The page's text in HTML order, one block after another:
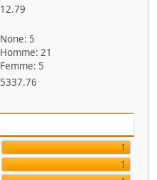
12.79
None: 5
Homme: 21
Femme: 5
5337.76
1
1